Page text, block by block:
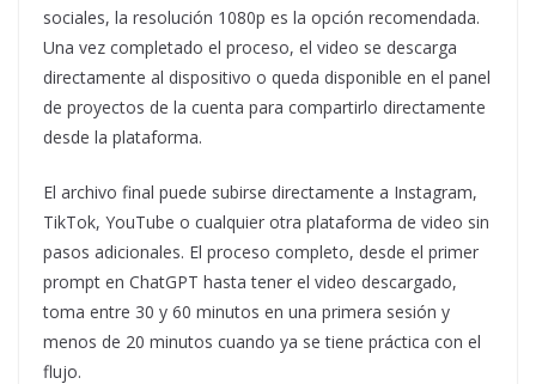
sociales, la resolución 1080p es la opción recomendada.
Una vez completado el proceso, el video se descarga
directamente al dispositivo o queda disponible en el panel
de proyectos de la cuenta para compartirlo directamente
desde la plataforma.
El archivo final puede subirse directamente a Instagram,
TikTok, YouTube o cualquier otra plataforma de video sin
pasos adicionales. El proceso completo, desde el primer
prompt en ChatGPT hasta tener el video descargado,
toma entre 30 y 60 minutos en una primera sesión y
menos de 20 minutos cuando ya se tiene práctica con el
flujo.